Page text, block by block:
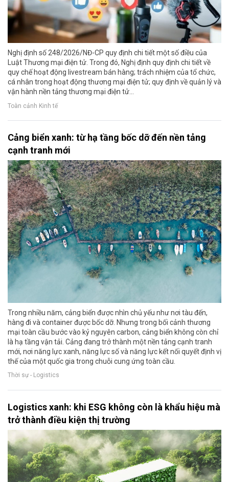
Nghị định số 248/2026/NĐ-CP quy định chi tiết một số điều của
Luật Thương mại điện tử. Trong đó, Nghị định quy định chi tiết về
quy chế hoạt động livestream bán hàng; trách nhiệm của tổ chức,
cá nhân trong hoạt động thương mại điện tử; quy định về quản lý và
vận hành nền tảng thương mại điện tử...
Toàn cảnh Kinh tế
Cảng biển xanh: từ hạ tầng bốc dỡ đến nền tảng
cạnh tranh mới
Trong nhiều năm, cảng biển được nhìn chủ yếu như nơi tàu đến,
hàng đi và container được bốc dỡ. Nhưng trong bối cảnh thương
mại toàn cầu bước vào kỷ nguyên carbon, cảng biển không còn chỉ
là hạ tầng vận tải. Cảng đang trở thành một nền tảng cạnh tranh
mới, nơi năng lực xanh, năng lực số và năng lực kết nối quyết định vị
thế của một quốc gia trong chuỗi cung ứng toàn cầu.
Thời sự - Logistics
Logistics xanh: khi ESG không còn là khẩu hiệu mà
trở thành điều kiện thị trường